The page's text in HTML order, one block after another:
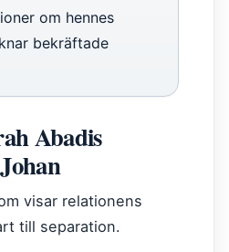
om hennes
bekräftade
Abadis
visar relationens
till separation.